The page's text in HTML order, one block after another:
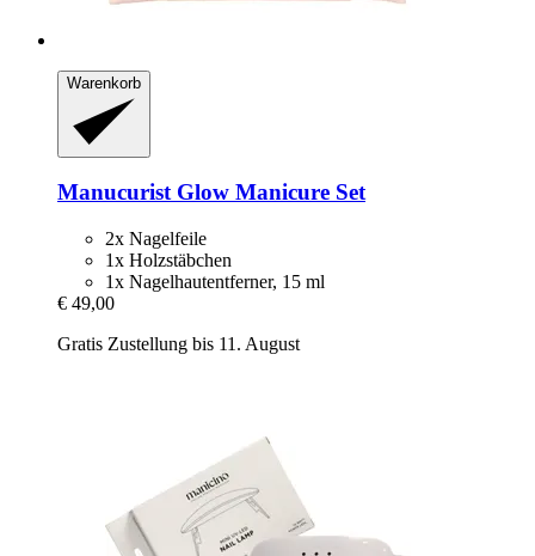
Warenkorb
ManucuristGlow Manicure Set
2x Nagelfeile
1x Holzstäbchen
1x Nagelhautentferner, 15 ml
€ 49,00
Gratis Zustellung bis 11. August